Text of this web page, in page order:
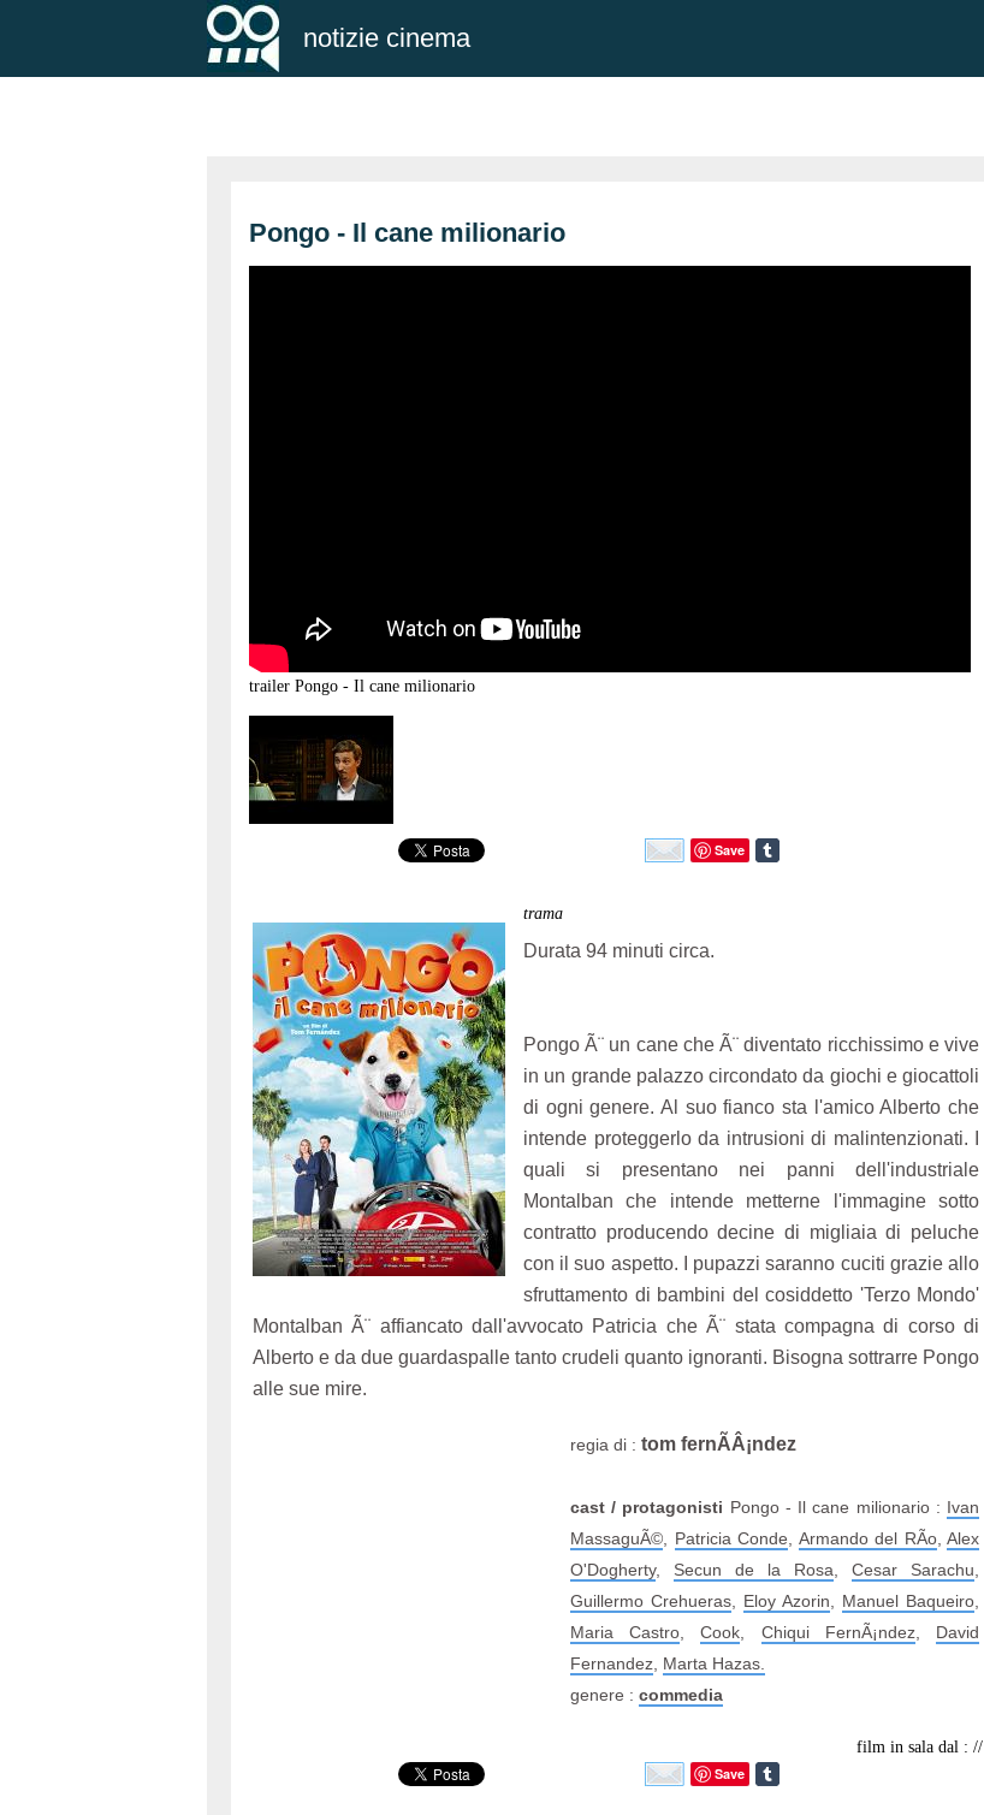
notizie cinema
Pongo - Il cane milionario
trailer Pongo - Il cane milionario
Save
trama
Durata 94 minuti circa.
Pongo Ã¨ un cane che Ã¨ diventato ricchissimo e vive
in un grande palazzo circondato da giochi e giocattoli
di ogni genere. Al suo fianco sta l'amico Alberto che
intende proteggerlo da intrusioni di malintenzionati. I
quali si presentano nei panni dell'industriale
Montalban che intende metterne l'immagine sotto
contratto producendo decine di migliaia di peluche
con il suo aspetto. I pupazzi saranno cuciti grazie allo
sfruttamento di bambini del cosiddetto 'Terzo Mondo'
Montalban Ã¨ affiancato dall'avvocato Patricia che Ã¨ stata compagna di corso di
Alberto e da due guardaspalle tanto crudeli quanto ignoranti. Bisogna sottrarre Pongo
alle sue mire.
regia di : tom fernÃÂ¡ndez
cast / protagonisti Pongo - Il cane milionario : Ivan
MassaguÃ©
Patricia Conde Armando del RÃ­o, Alex
O'Dogherty, Secun de la Rosa Cesar Sarachu
Guillermo Crehueras
Eloy Azorin Manuel Baqueiro
Maria Castro ,Cook Chiqui FernÃ¡ndez, David
Fernandez Marta Hazas.
genere : commedia
film in sala dal : //
Save